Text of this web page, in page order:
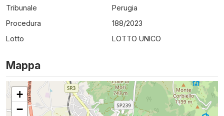
Tribunale
Perugia
Procedura
188/2023
Lotto
LOTTO UNICO
Mappa
+
−